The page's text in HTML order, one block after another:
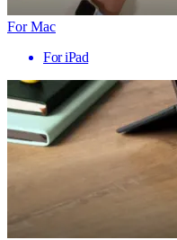
For Mac
For iPad